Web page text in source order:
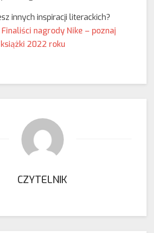
innych inspiracji literackich?
Finaliści nagrody Nike – poznaj
2022 roku
CZYTELNIK